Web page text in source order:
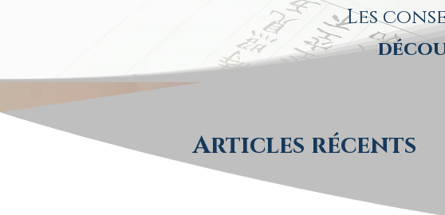
Les
Articles récents